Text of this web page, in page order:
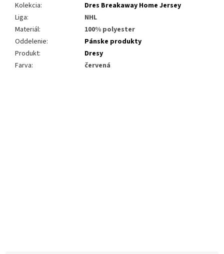
Kolekcia:
Dres Breakaway Home Jersey
Liga:
NHL
Materiál:
100% polyester
Oddelenie:
Pánske produkty
Produkt:
Dresy
Farva: červená